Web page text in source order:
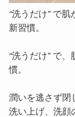
“洗うだけ” で肌
新習慣。
“洗うだけ” で、
慣。
潤いを逃さず閉
洗い上げ、洗顔